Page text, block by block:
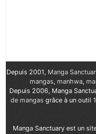
Depuis 2001, Manga
mangas, manhwa,
Depuis 2006, Manga
de mangasgrâce à un outil
Manga Sanctuary est un